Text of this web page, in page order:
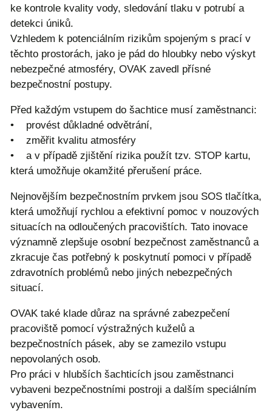
ke kontrole kvality vody, sledování tlaku v potrubí a
detekci úniků.
Vzhledem k potenciálním rizikům spojeným s prací v
těchto prostorách, jako je pád do hloubky nebo výskyt
nebezpečné atmosféry, OVAK zavedl přísné
bezpečnostní postupy.
Před každým vstupem do šachtice musí zaměstnanci:
• provést důkladné odvětrání,
• změřit kvalitu atmosféry
• a v případě zjištění rizika použít tzv. STOP kartu,
která umožňuje okamžité přerušení práce.
Nejnovějším bezpečnostním prvkem jsou SOS tlačítka,
která umožňují rychlou a efektivní pomoc v nouzových
situacích na odloučených pracovištích. Tato inovace
významně zlepšuje osobní bezpečnost zaměstnanců a
zkracuje čas potřebný k poskytnutí pomoci v případě
zdravotních problémů nebo jiných nebezpečných
situací.
OVAK také klade důraz na správné zabezpečení
pracoviště pomocí výstražných kuželů a
bezpečnostních pásek, aby se zamezilo vstupu
nepovolaných osob.
Pro práci v hlubších šachticích jsou zaměstnanci
vybaveni bezpečnostními postroji a dalším speciálním
vybavením.